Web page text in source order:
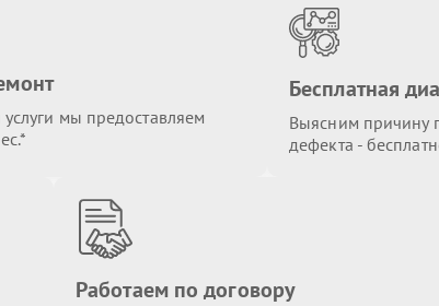
мы предоставляем
Бесплатная
Выясним причину
дефекта -
Работаем по договору